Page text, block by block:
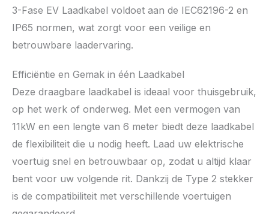
3-Fase EV Laadkabel voldoet aan de IEC62196-2 en
IP65 normen, wat zorgt voor een veilige en
betrouwbare laadervaring.
Efficiëntie en Gemak in één Laadkabel
Deze draagbare laadkabel is ideaal voor thuisgebruik,
op het werk of onderweg. Met een vermogen van
11kW en een lengte van 6 meter biedt deze laadkabel
de flexibiliteit die u nodig heeft. Laad uw elektrische
voertuig snel en betrouwbaar op, zodat u altijd klaar
bent voor uw volgende rit. Dankzij de Type 2 stekker
is de compatibiliteit met verschillende voertuigen